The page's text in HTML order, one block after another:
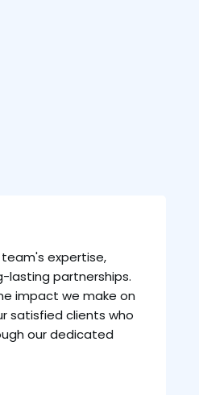
expertise,
lasting partnerships.
impact we make on
satisfied clients who
our dedicated